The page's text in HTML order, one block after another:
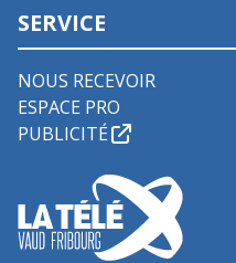
SERVICE
NOUS RECEVOIR
ESPACE PRO
PUBLICITÉ